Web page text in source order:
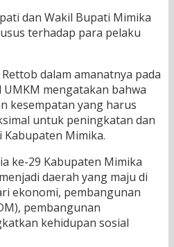
dan Wakil Bupati Mimika
terhadap para pelaku
dalam amanatnya pada
UMKM mengatakan bahwa
kesempatan yang harus
untuk peningkatan dan
Mimika.
ke-29 Kabupaten Mimika
daerah yang maju di
ekonomi, pembangunan
pembangunan
kehidupan sosial